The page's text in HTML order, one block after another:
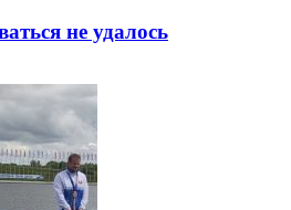
не удалось